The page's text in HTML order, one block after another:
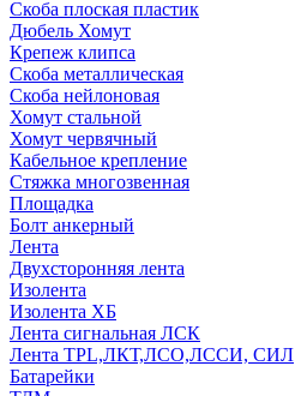
Скоба плоская пластик
Дюбель Хомут
Крепеж клипса
Скоба металлическая
Скоба нейлоновая
Хомут стальной
Хомут червячный
Кабельное крепление
Стяжка многозвенная
Площадка
Болт анкерный
Лента
Двухсторонняя лента
Изолента
Изолента ХБ
Лента сигнальная ЛСК
Лента TPL,ЛКТ,ЛСО,ЛССИ, СИЛ
Батарейки